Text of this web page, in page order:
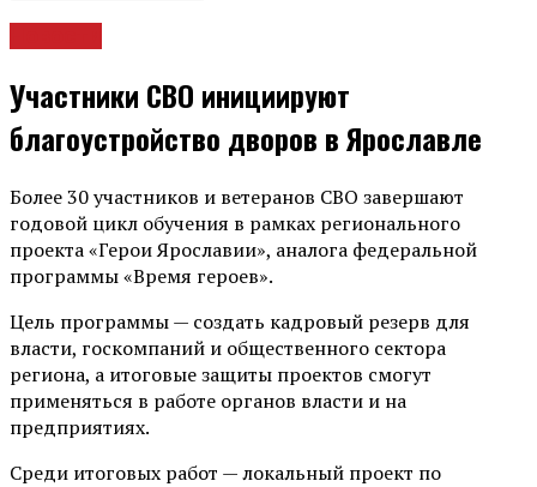
Участники СВО инициируют
благоустройство дворов в Ярославле
Более 30 участников и ветеранов СВО завершают
годовой цикл обучения в рамках регионального
проекта «Герои Ярославии», аналога федеральной
программы «Время героев».
Цель программы — создать кадровый резерв для
власти, госкомпаний и общественного сектора
региона, а итоговые защиты проектов смогут
применяться в работе органов власти и на
предприятиях.
Среди итоговых работ — локальный проект по